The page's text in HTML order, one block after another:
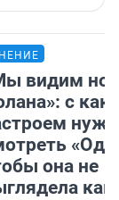
видим
с
она не
как